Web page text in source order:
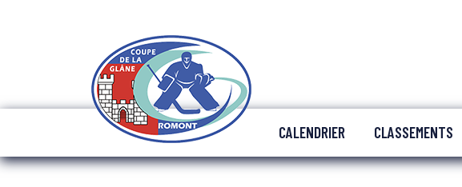
CALENDRIER CLASSEMENTS